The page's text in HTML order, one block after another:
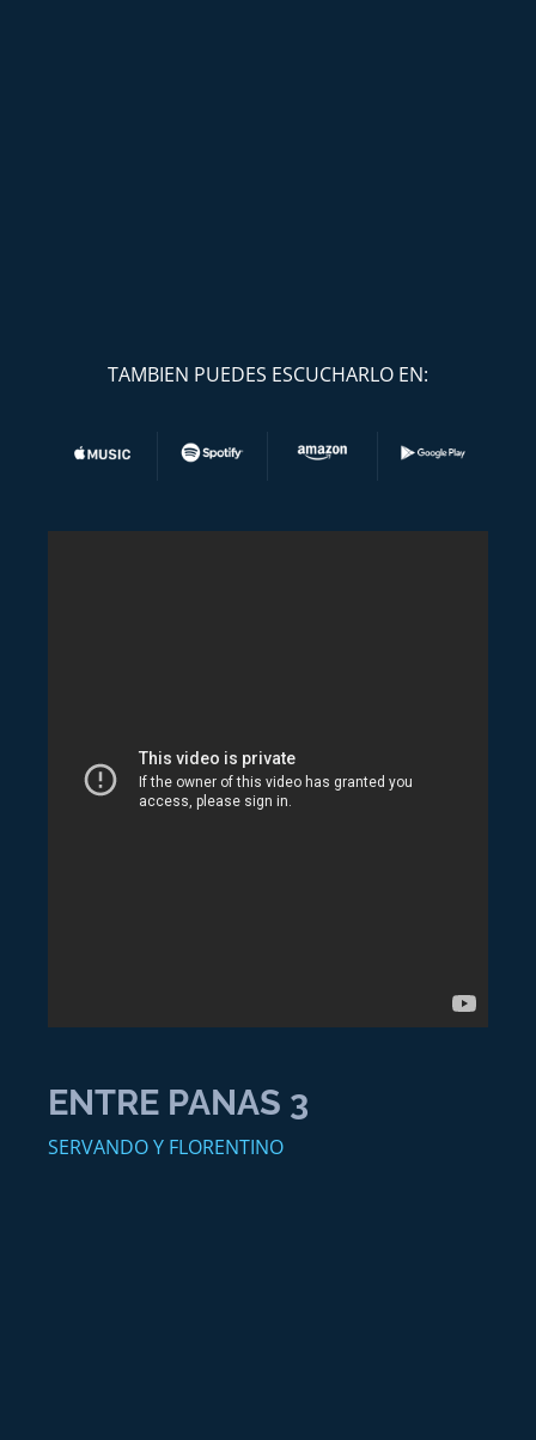
TAMBIEN PUEDES ESCUCHARLO EN:
ENTRE PANAS 3
SERVANDO Y FLORENTINO